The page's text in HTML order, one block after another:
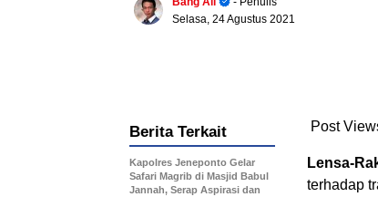
Selasa, 24 Agustus 2021
Post
Lensa-
terhadap
Berita Terkait
Kapolres Jeneponto Gelar
Safari Magrib di Masjid Babul
Jannah, Serap Aspirasi dan